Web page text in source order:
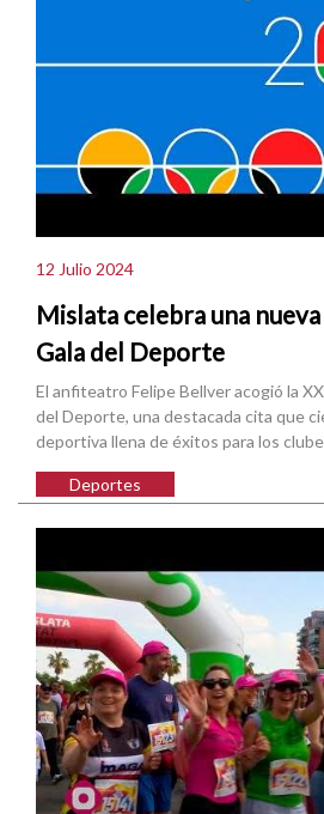
12 Julio 2024
Mislata celebra una
Gala del Deporte
El anfiteatro Felipe Bellver acogió la
del Deporte, una destacada cita que
deportiva llena de éxitos para los
Deportes